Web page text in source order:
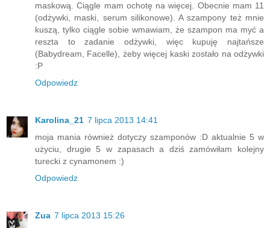
maskową. Ciągle mam ochotę na więcej. Obecnie mam 11
(odżywki, maski, serum silikonowe). A szampony też mnie
kuszą, tylko ciągle sobie wmawiam, że szampon ma myć a
reszta to zadanie odżywki, więc kupuję najtańsze
(Babydream, Facelle), żeby więcej kaski zostało na odżywki
:P
Odpowiedz
Karolina_21 7 lipca 2013 14:41
moja mania również dotyczy szamponów :D aktualnie 5 w
użyciu, drugie 5 w zapasach a dziś zamówiłam kolejny
turecki z cynamonem :)
Odpowiedz
Zua 7 lipca 2013 15:26